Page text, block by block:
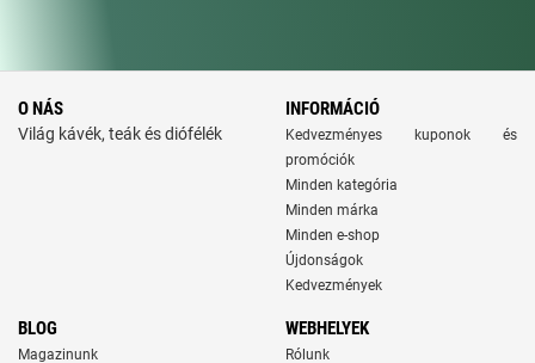
O NÁS
Világ kávék, teák és diófélék
INFORMÁCIÓ
Kedvezményes kuponok és
promóciók
Minden kategória
Minden márka
Minden e-shop
Újdonságok
Kedvezmények
BLOG
Magazinunk
WEBHELYEK
Rólunk